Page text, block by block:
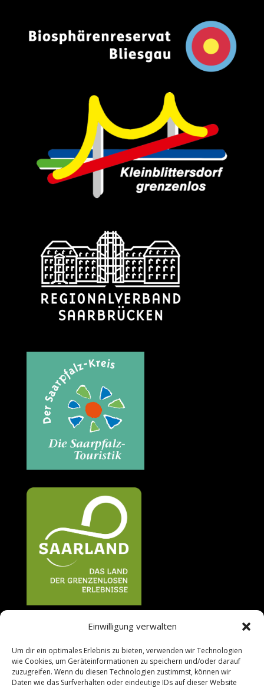
Einwilligung verwalten
Um dir ein optimales Erlebnis zu bieten, verwenden wir Technologien
wie Cookies, um Geräteinformationen zu speichern und/oder darauf
zuzugreifen. Wenn du diesen Technologien zustimmst, können wir
Daten wie das Surfverhalten oder eindeutige IDs auf dieser Website